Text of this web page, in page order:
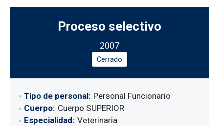
Proceso selectivo
2007
Cerrado
Tipo de personal Personal Funcionario
Cuerpo Cuerpo SUPERIOR
Especialidad Veterinaria